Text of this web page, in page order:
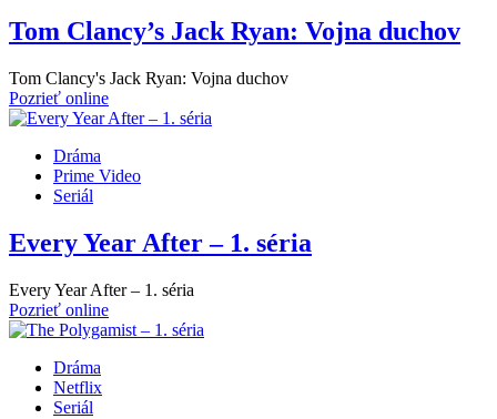
Tom Clancy’s Jack Ryan: Vojna duchov
Tom Clancy's Jack Ryan: Vojna duchov
Pozrieť online
Dráma
Prime Video
Seriál
Every Year After – 1. séria
Every Year After – 1. séria
Pozrieť online
Dráma
Netflix
Seriál